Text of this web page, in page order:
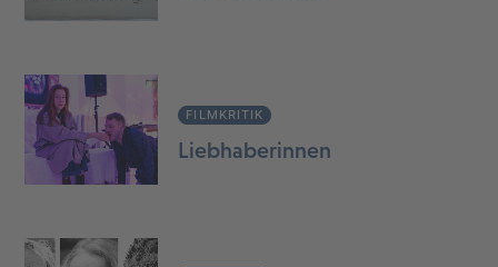
FILMKRITIK
Liebhaberinnen